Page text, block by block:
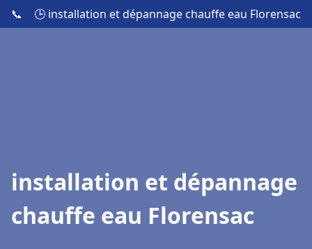
📞 🕒 installation et dépannage chauffe eau Florensac
installation et dépannage
chauffe eau Florensac